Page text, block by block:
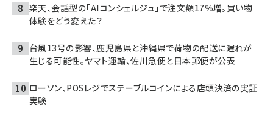
楽天、会話型の「AIコンシェルジュ」で注文額17％増。買い物
体験をどう変えた？
台風13号の影響、鹿児島県と沖縄県で荷物の配送に遅れが
生じる可能性。ヤマト運輸、佐川急便と日本郵便が公表
ローソン、POSレジでステーブルコインによる店頭決済の実証
実験